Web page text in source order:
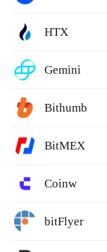
HTX
Gemini
Bithumb
BitMEX
Coinw
bitFlyer